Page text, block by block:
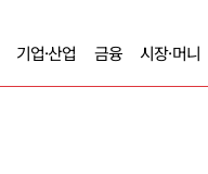
기업·산업 금융 시장·머니